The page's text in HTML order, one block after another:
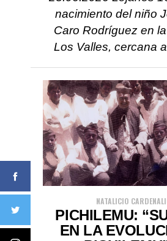
nacimiento del niño
Caro Rodríguez en
Los Valles, cercana
NATALICIO
PICHILEMU:
EN LA